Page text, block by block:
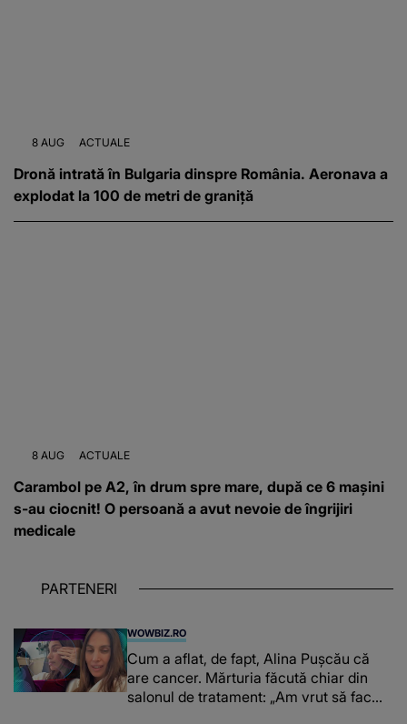
8 AUG ACTUALE
Dronă intrată în Bulgaria dinspre România. Aeronava a
explodat la 100 de metri de graniță
8 AUG ACTUALE
Carambol pe A2, în drum spre mare, după ce 6 mașini
s-au ciocnit! O persoană a avut nevoie de îngrijiri
medicale
PARTENERI
WOWBIZ.RO
Cum a aflat, de fapt, Alina Pușcău că
are cancer. Mărturia făcută chiar din
salonul de tratament: „Am vrut să fac